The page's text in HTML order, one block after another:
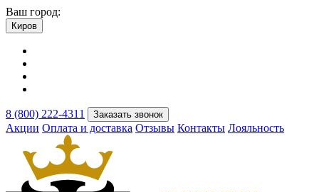
Ваш город:
Киров
8 (800) 222-4311 Заказать звонок
Акции Оплата и доставка Отзывы Контакты Лояльность